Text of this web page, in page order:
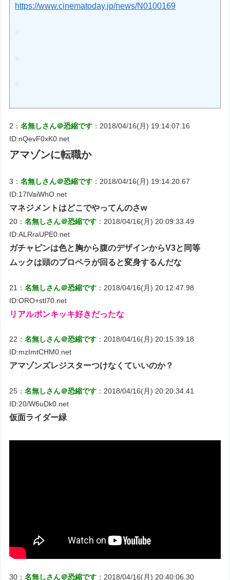
https://www.cinematoday.jp/news/N0100169
2：名無しさん＠恐縮です ：2018/04/16(月) 19:14:07.16
ID:nQevF0xK0.net
アマゾンに転職か
3：名無しさん＠恐縮です ：2018/04/16(月) 19:14:20.67
ID:17lVaiWhO.net
マネジメントはどこでやってんのさw
20：名無しさん＠恐縮です ：2018/04/16(月) 20:09:33.49
ID:ALRraUPE0.net
ガチャピンは色と胸から腹のデザインからV3と同等
ムックは頭のプロペラが回ると変身するんだな
21：名無しさん＠恐縮です ：2018/04/16(月) 20:12:47.98
ID:ORO+stl70.net
リアルポンキッキ好きだったな
22：名無しさん＠恐縮です ：2018/04/16(月) 20:15:39.18
ID:mzImtCHM0.net
アマゾンズレジスターつけなくていいのか？
25：名無しさん＠恐縮です ：2018/04/16(月) 20:20:34.41
ID:20/W6uDk0.net
仮面ライダー緑
30：名無しさん＠恐縮です ：2018/04/16(月) 20:40:06.30